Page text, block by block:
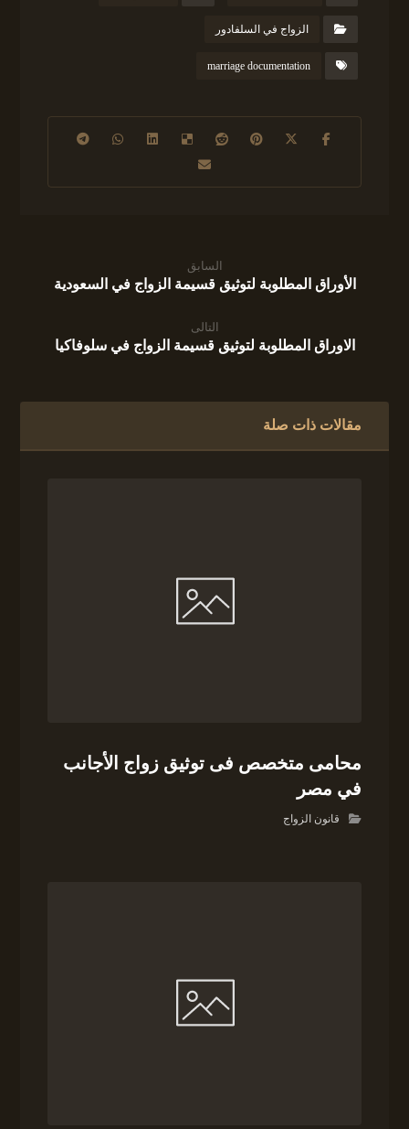
الزواج في السلفادور
marriage documentation
السابق
الأوراق المطلوبة لتوثيق قسيمة الزواج في السعودية
التالى
الاوراق المطلوبة لتوثيق قسيمة الزواج في سلوفاكيا
مقالات ذات صلة
محامى متخصص فى توثيق زواج الأجانب
في مصر
قانون الزواج